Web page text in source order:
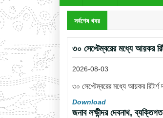
সর্বশেষ খবর
৩০ সেপ্টেম্বরের মধ্যে আয়কর
2026-08-03
৩০ সেপ্টেম্বরের মধ্যে আয়কর
Download
জনাব লক্ষীন্দর দেবনাথ,